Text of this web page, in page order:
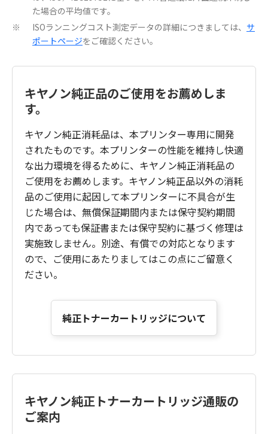
た場合の平均値です。
※ ISOランニングコスト測定データの詳細につきましては、 サ
ポートページをご確認ください。
キヤノン純正品のご使用をお薦めしま
す。
キヤノン純正消耗品は、本プリンター専用に開発
されたものです。本プリンターの性能を維持し快適
な出力環境を得るために、キヤノン純正消耗品の
ご使用をお薦めします。キヤノン純正品以外の消耗
品のご使用に起因して本プリンターに不具合が生
じた場合は、無償保証期間内または保守契約期間
内であっても保証書または保守契約に基づく修理は
実施致しません。別途、有償での対応となります
ので、ご使用にあたりましてはこの点にご留意く
ださい。
純正トナーカートリッジについて
キヤノン純正トナーカートリッジ通販の
ご案内